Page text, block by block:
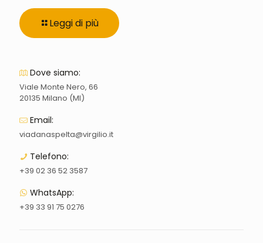
Leggi di più
Dove siamo:
Viale Monte Nero, 66
20135 Milano (MI)
Email:
viadanaspelta@virgilio.it
Telefono:
+39 02 36 52 3587
WhatsApp:
+39 33 91 75 0276